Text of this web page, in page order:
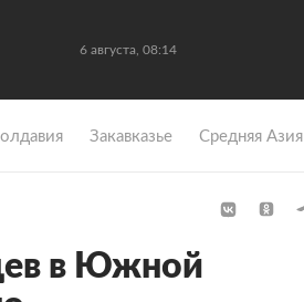
6 августа, 08:14
Закавказье Средняя Азия
в Южной